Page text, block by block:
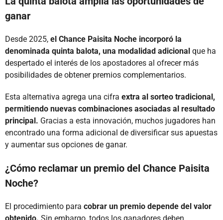
ganar
Desde 2025, el Chance Paisita Noche incorporó la
denominada quinta balota, una modalidad adicional que ha
despertado el interés de los apostadores al ofrecer más
posibilidades de obtener premios complementarios.
Esta alternativa agrega una cifra extra al sorteo tradicional,
permitiendo nuevas combinaciones asociadas al resultado
principal. Gracias a esta innovación, muchos jugadores han
encontrado una forma adicional de diversificar sus apuestas
y aumentar sus opciones de ganar.
¿Cómo reclamar un premio del Chance Paisita
Noche?
El procedimiento para cobrar un premio depende del valor